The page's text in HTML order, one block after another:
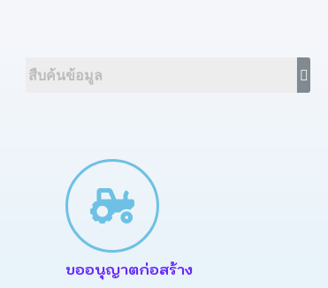
ขออนุญาตก่อสร้าง